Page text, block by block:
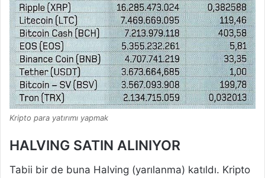
Kripto para yatırımı yapmak
HALVING SATIN ALINIYOR
Tabii bir de buna Halving (yarılanma) katıldı. Kripto